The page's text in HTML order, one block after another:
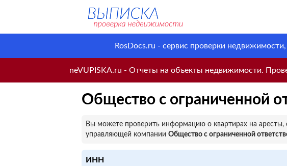
RosDocs.ru - сервис проверки
neVUPISKA.ru - Отчеты на объекты недвижимости.
Общество с ограниченной
Вы можете проверить информацию о квартирах на аресты,
управляющей компании Общество с ограниченной
ИНН